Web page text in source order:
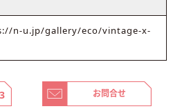
n-u.jp/gallery/eco/vintage-x-
お問合せ